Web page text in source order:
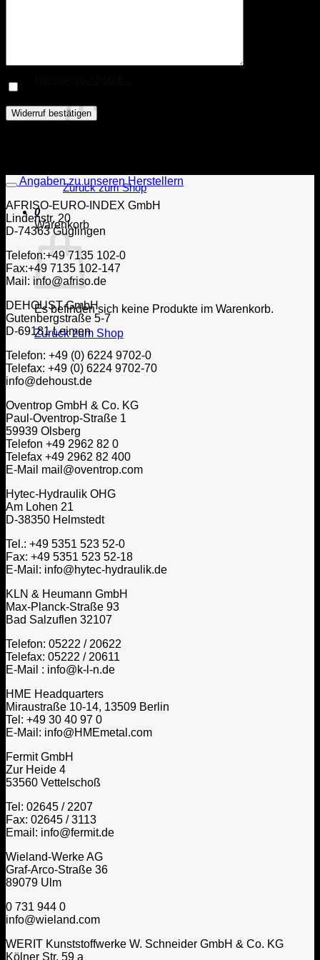
Zurück zum Shop
0
Warenkorb
Es befinden sich keine Produkte im Warenkorb.
Zurück zum Shop
Angaben zu unseren Herstellern
AFRISO-EURO-INDEX GmbH
Lindenstr. 20
D-74363 Güglingen
Telefon:+49 7135 102-0
Fax:+49 7135 102-147
Mail: info@afriso.de
DEHOUST GmbH
Gutenbergstraße 5-7
D-69181 Leimen
Telefon: +49 (0) 6224 9702-0
Telefax: +49 (0) 6224 9702-70
info@dehoust.de
Oventrop GmbH & Co. KG
Paul-Oventrop-Straße 1
59939 Olsberg
Telefon +49 2962 82 0
Telefax +49 2962 82 400
E-Mail mail@oventrop.com
Hytec-Hydraulik OHG
Am Lohen 21
D-38350 Helmstedt
Tel.: +49 5351 523 52-0
Fax: +49 5351 523 52-18
E-Mail: info@hytec-hydraulik.de
KLN & Heumann GmbH
Max-Planck-Straße 93
Bad Salzuflen 32107
Telefon: 05222 / 20622
Telefax: 05222 / 20611
E-Mail : info@k-l-n.de
HME Headquarters
Miraustraße 10-14, 13509 Berlin
Tel: +49 30 40 97 0
E-Mail: info@HMEmetal.com
Fermit GmbH
Zur Heide 4
53560 Vettelschoß
Tel: 02645 / 2207
Fax: 02645 / 3113
Email: info@fermit.de
Wieland-Werke AG
Graf-Arco-Straße 36
89079 Ulm
0 731 944 0
info@wieland.com
WERIT Kunststoffwerke W. Schneider GmbH & Co. KG
Kölner Str. 59 a